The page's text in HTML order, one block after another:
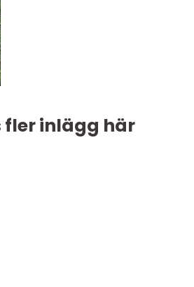
fler inlägg här